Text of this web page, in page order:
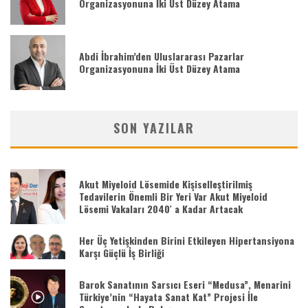
Abdi İbrahim’den Uluslararası Pazarlar
Organizasyonuna İki Üst Düzey Atama
SON YAZILAR
Akut Miyeloid Lösemide Kişiselleştirilmiş
Tedavilerin Önemli Bir Yeri Var Akut Miyeloid
Lösemi Vakaları 2040′ a Kadar Artacak
Her Üç Yetişkinden Birini Etkileyen Hipertansiyona
Karşı Güçlü İş Birliği
Barok Sanatının Sarsıcı Eseri “Medusa”, Menarini
Türkiye’nin “Hayata Sanat Kat” Projesi İle